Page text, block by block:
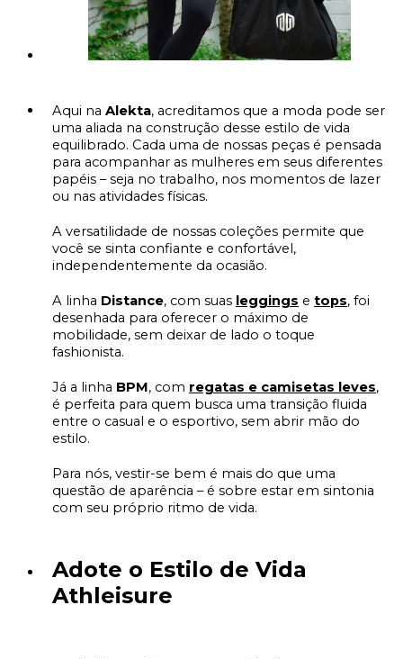
Aqui na Alekta, acreditamos que a moda pode ser
uma aliada na construção desse estilo de vida
equilibrado. Cada uma de nossas peças é pensada
para acompanhar as mulheres em seus diferentes
papéis – seja no trabalho, nos momentos de lazer
ou nas atividades físicas.
A versatilidade de nossas coleções permite que
você se sinta confiante e confortável,
independentemente da ocasião.
A linha Distance, com suas leggings e tops, foi
desenhada para oferecer o máximo de
mobilidade, sem deixar de lado o toque
fashionista.
Já a linha BPM, com regatas e camisetas leves,
é perfeita para quem busca uma transição fluida
entre o casual e o esportivo, sem abrir mão do
estilo.
Para nós, vestir-se bem é mais do que uma
questão de aparência – é sobre estar em sintonia
com seu próprio ritmo de vida.
Adote o Estilo de Vida
Athleisure